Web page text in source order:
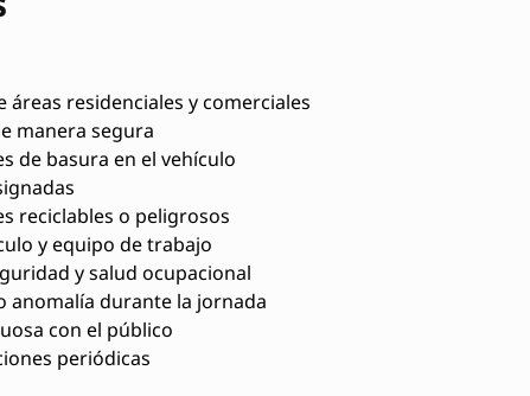
residenciales y comerciales
manera segura
de basura en el vehículo
reciclables o peligrosos
y equipo de trabajo
y salud ocupacional
anomalía durante la jornada
con el público
periódicas